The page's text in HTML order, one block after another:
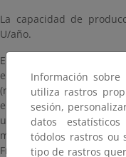
La capacidad de
U/año.
En el periodo 2021-
elementos
(reactor de agua a
ebullición). Estos
uranio. Del total de
mercado nacional y el
Francia, Bélgica, Suecia y
Información
utiliza rastros
sesión,
datos
tódolos rastros ou
tipo de rastros